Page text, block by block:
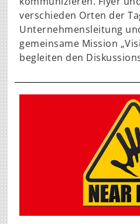
verschieden Orten der
Unternehmensleitung
gemeinsame Mission
begleiten den